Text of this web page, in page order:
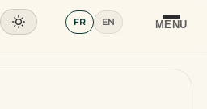
MENU
FR EN